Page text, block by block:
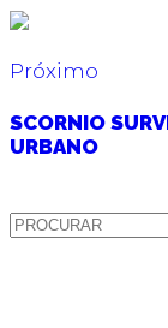
Próximo
SCORNIO
URBANO
Pesquisar